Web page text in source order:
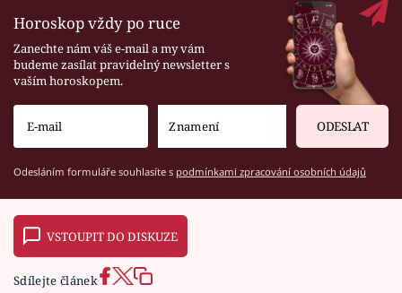
Horoskop vždy po ruce
Zanechte nám váš e-mail a my vám
budeme zasílat pravidelný newsletter s
vaším horoskopem.
ODESLAT
Odesláním formuláře souhlasíte s podmínkami zpracování osobních údajů
VSTOUPIT DO DISKUZE
Sdílejte článek